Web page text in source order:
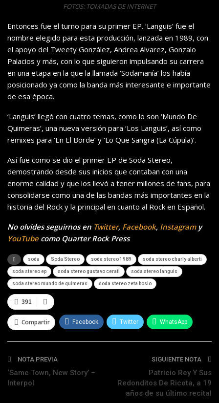
FOTOS: TOMADAS DE INTERNET
Entonces fue el turno para su primer EP. ‘Languis’ fue el
nombre elegido para esta producción, lanzada en 1989, con
el apoyo del Tweety González, Andrea Alvarez, Gonzalo
Palacios y más, con lo que siguieron impulsando su carrera
en una etapa en la que la llamada ‘Sodamanía’ los había
posicionado ya como la banda más interesante e importante
de esa época.
‘Languis’ llegó con cuatro temas, como lo son ‘Mundo De
Quimeras’, una nueva versión para ‘Los Languis’, así como
remixes para ‘En El Borde’ y ‘Lo Que Sangra (La Cúpula)’.
Así fue como se dio el primer EP de Soda Stereo,
demostrando desde sus inicios que contaban con una
enorme calidad y que los llevó a tener millones de fans, para
consolidarse como una de las bandas más importantes en la
historia del Rock y la principal en cuanto al Rock en Español.
No olvides seguirnos en Twitter, Facebook, Instagramy
YouTubecomo Quarter Rock Press
soda Soda Stereo soda stereo 1989 soda stereo charly alberti
soda stereo ep soda stereo gustavo cerati soda stereo languis
soda stereo mundo de quimeras soda stereo zeta bosio
391
Compartir Facebook Twitter WhatsApp
Telegram
NOTA PREVIA
‘Same Town, New Story’ –
Interpol
SIGUIENTE NOTA
Patricio Rey Y Sus
Redonditos De Ricota, a 19
años de su último recital